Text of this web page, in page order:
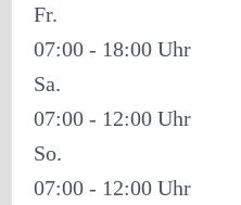
Fr.
07:00 - 18:00
Sa.
07:00 - 12:00
So.
07:00 - 12:00